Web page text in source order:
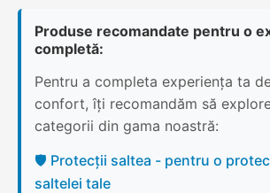
Produse recomandate pentru o
completă:
Pentru a completa experiența ta
confort, îți recomandăm să
categorii din gama noastră:
🛡️ Protecții saltea - pentru o
saltelei tale